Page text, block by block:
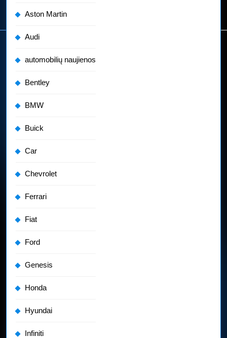
Aston Martin
Audi
automobilių naujienos
Bentley
BMW
Buick
Car
Chevrolet
Ferrari
Fiat
Ford
Genesis
Honda
Hyundai
Infiniti